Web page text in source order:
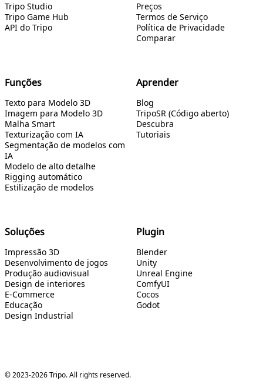
Tripo Studio
Tripo Game Hub
API do Tripo
Preços
Termos de Serviço
Política de Privacidade
Comparar
Funções
Texto para Modelo 3D
Imagem para Modelo 3D
Malha Smart
Texturização com IA
Segmentação de modelos com
IA
Modelo de alto detalhe
Rigging automático
Estilização de modelos
Aprender
Blog
TripoSR (Código aberto)
Descubra
Tutoriais
Soluções
Impressão 3D
Desenvolvimento de jogos
Produção audiovisual
Design de interiores
E-Commerce
Educação
Design Industrial
Plugin
Blender
Unity
Unreal Engine
ComfyUI
Cocos
Godot
© 2023-2026 Tripo. All rights reserved.